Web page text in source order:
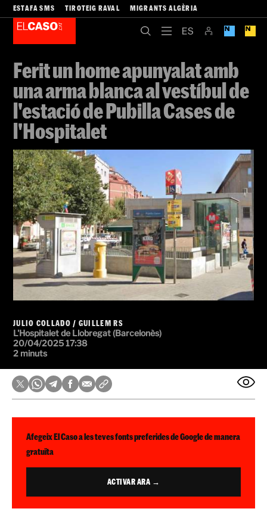
ESTAFA SMS TIROTEIG RAVAL MIGRANTS ALGÈRIA
Ferit un home apunyalat amb
una arma blanca al vestíbul de
l'estació de Pubilla Cases de
l'Hospitalet
JULIO COLLADO / GUILLEM RS
L'Hospitalet de Llobregat (Barcelonès)
20/04/2025 17:38
2 minuts
Afegeix El Caso a les teves fonts preferides de Google de manera
gratuïta
ACTIVAR ARA →